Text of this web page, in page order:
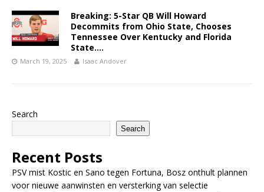
Breaking: 5-Star QB Will Howard
Decommits from Ohio State, Chooses
Tennessee Over Kentucky and Florida
State….
March 19, 2025 Isaac Andover
Search
Search
Recent Posts
PSV mist Kostic en Sano tegen Fortuna, Bosz onthult plannen
voor nieuwe aanwinsten en versterking van selectie